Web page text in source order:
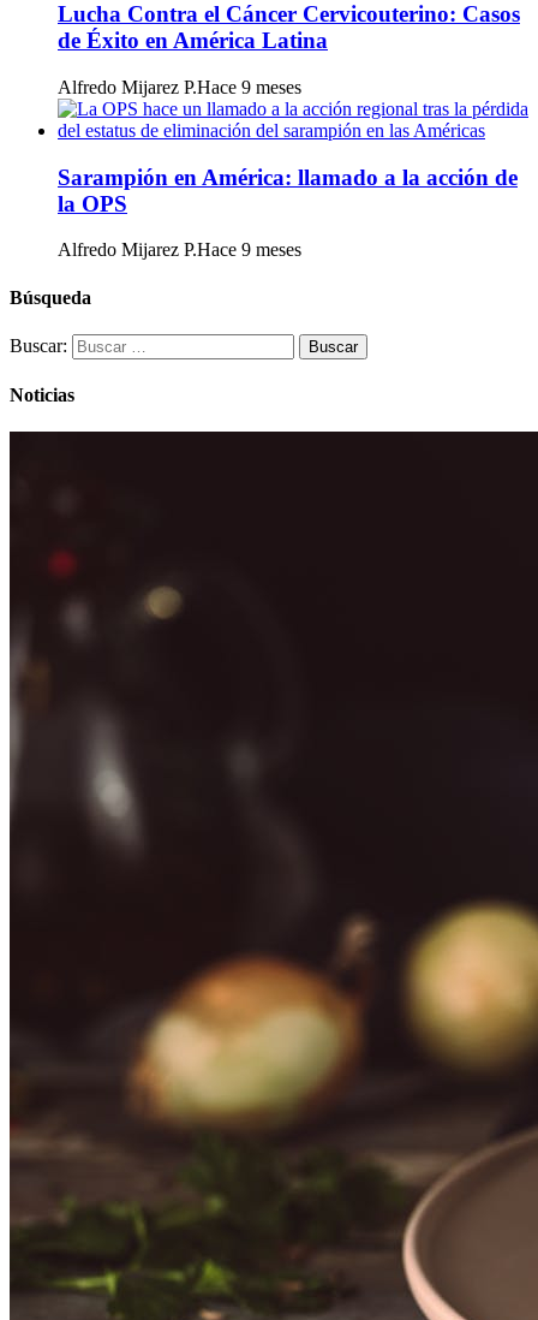
Lucha Contra el Cáncer Cervicouterino: Casos
de Éxito en América Latina
Alfredo Mijarez P.Hace 9 meses
Sarampión en América: llamado a la acción de
la OPS
Alfredo Mijarez P.Hace 9 meses
Búsqueda
Buscar:
Noticias